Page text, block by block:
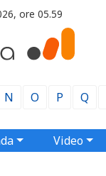
ore 05.59
N O P Q
Video